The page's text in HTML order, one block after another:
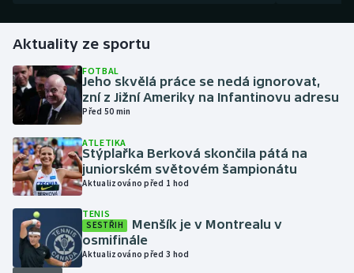
Futsal
Golf
Gymnastika
Házená
Jezdectví
Judo
Krasobruslení
Aktuality ze sportu
FOTBAL
Jeho skvělá práce se nedá ignorovat,
zní z Jižní Ameriky na Infantinovu adresu
Před 50 min
ATLETIKA
Stýplařka Berková skončila pátá na
juniorském světovém šampionátu
Aktualizováno před 1 hod
TENIS
SESTŘIH
Menšík je v Montrealu v
osmifinále
Aktualizováno před 3 hod